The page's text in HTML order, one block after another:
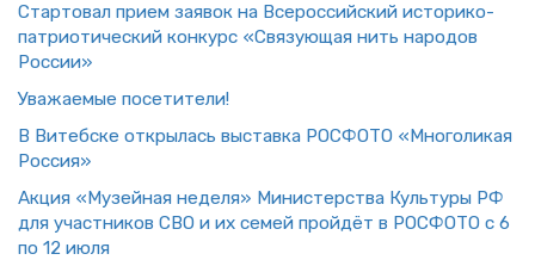
Стар­то­вал прием за­явок на Все­рос­сий­ский ис­то­ри­ко-
пат­ри­о­ти­че­ский кон­курс «Свя­зу­ю­щая нить на­ро­дов
Рос­сии»
Ува­жа­е­мые по­се­ти­те­ли!
В Ви­теб­ске от­кры­лась вы­став­ка РОС­ФО­ТО «Мно­го­ли­кая
Рос­сия»
Акция «Му­зей­ная неде­ля» Ми­ни­стер­ства Куль­ту­ры РФ
для участ­ни­ков СВО и их семей прой­дёт в РОС­ФО­ТО с 6
по 12 июля